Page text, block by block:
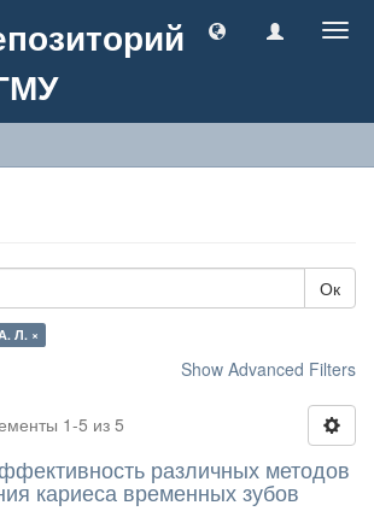
Ок
Л. ×
Show Advanced Filters
1-5 из 5
различных методов
кариеса временных зубов